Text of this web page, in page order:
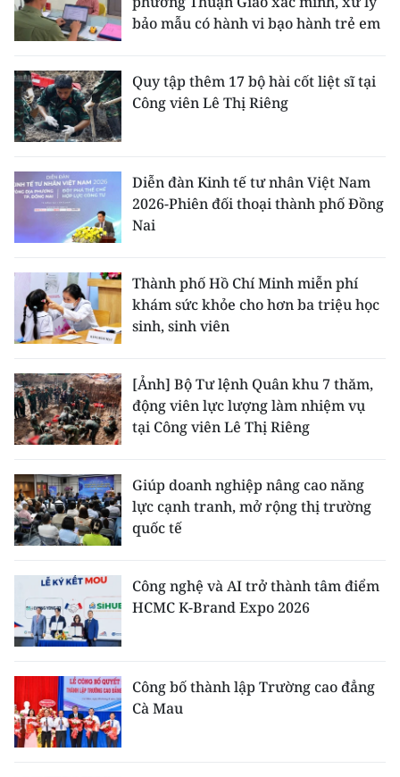
bảo mẫu có hành vi bạo hành trẻ em
Quy tập thêm 17 bộ hài cốt liệt sĩ tại
Công viên Lê Thị Riêng
Diễn đàn Kinh tế tư nhân Việt Nam
2026-Phiên đối thoại thành phố Đồng
Nai
Thành phố Hồ Chí Minh miễn phí
khám sức khỏe cho hơn ba triệu học
sinh, sinh viên
[Ảnh] Bộ Tư lệnh Quân khu 7 thăm,
động viên lực lượng làm nhiệm vụ
tại Công viên Lê Thị Riêng
Giúp doanh nghiệp nâng cao năng
lực cạnh tranh, mở rộng thị trường
quốc tế
Công nghệ và AI trở thành tâm điểm
HCMC K-Brand Expo 2026
Công bố thành lập Trường cao đẳng
Cà Mau